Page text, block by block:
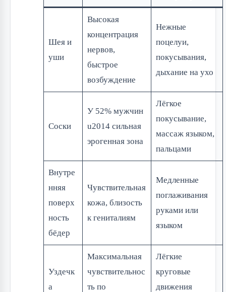
Шея и
уши
Высокая
концентрация
нервов,
быстрое
возбуждение
Нежные
поцелуи,
покусывания,
дыхание на ухо
Соски
У 52% мужчин
u2014 сильная
эрогенная зона
Лёгкое
покусывание,
массаж языком,
пальцами
Внутре
нняя
поверх
ность
бёдер
Чувствительная
кожа, близость
к гениталиям
Медленные
поглаживания
руками или
языком
Уздечк
а
Максимальная
чувствительнос
ть по
Лёгкие
круговые
движения